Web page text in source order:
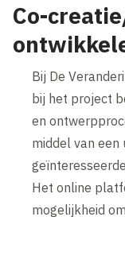
Co-
Bij De
bij het project
en
middel van een
Het online
mogelijkheid